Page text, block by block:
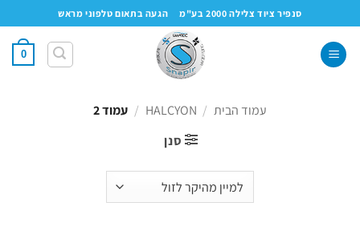
to
content
סנפיר ציוד צלילה 2000 בע"מ הגעה בתאום טלפוני מראש
0
עמוד הבית /
HALCYON
/ עמוד 2
סנן